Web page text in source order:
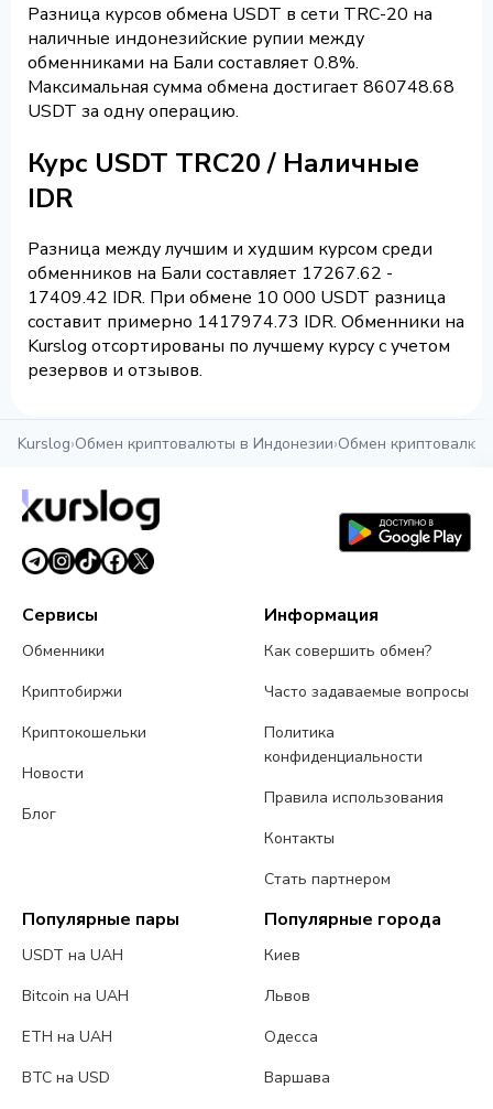
Разница курсов обмена USDT в сети TRC-20 на
наличные индонезийские рупии между
обменниками на Бали составляет 0.8%.
Максимальная сумма обмена достигает 860748.68
USDT за одну операцию.
Курс USDT TRC20 / Наличные
IDR
Разница между лучшим и худшим курсом среди
обменников на Бали составляет 17267.62 -
17409.42 IDR. При обмене 10 000 USDT разница
составит примерно 1417974.73 IDR. Обменники на
Kurslog отсортированы по лучшему курсу с учетом
резервов и отзывов.
Kurslog›Обмен криптовалюты в Индонезии›Обмен
Сервисы
Обменники
Криптобиржи
Криптокошельки
Новости
Блог
Информация
Как совершить обмен?
Часто задаваемые вопросы
Политика
конфиденциальности
Правила использования
Контакты
Стать партнером
Популярные пары
USDT на UAH
Bitcoin на UAH
ETH на UAH
BTC на USD
Популярные города
Киев
Львов
Одесса
Варшава